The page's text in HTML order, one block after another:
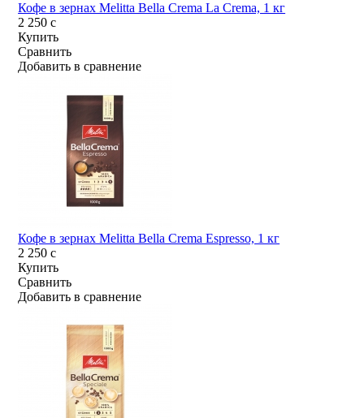
Кофе в зернах Melitta Bella Crema La Crema, 1 кг
2 250c
Купить
Сравнить
Добавить в сравнение
Кофе в зернах Melitta Bella Crema Espresso, 1 кг
2 250c
Купить
Сравнить
Добавить в сравнение